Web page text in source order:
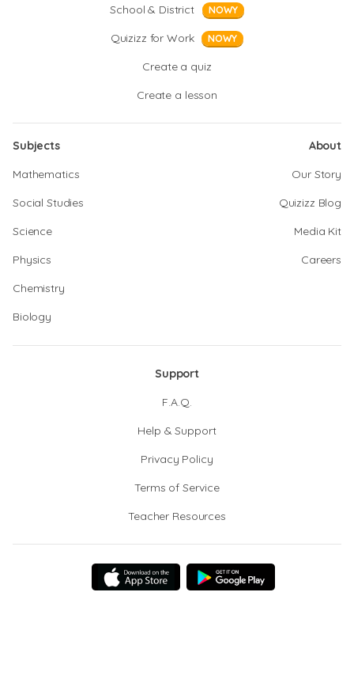
School & District
NOWY
Quizizz for Work NOWY
Create a quiz
Create a lesson
Subjects
Mathematics
Social Studies
Science
Physics
Chemistry
Biology
About
Our Story
Quizizz Blog
Media Kit
Careers
Support
F.A.Q.
Help & Support
Privacy Policy
Terms of Service
Teacher Resources